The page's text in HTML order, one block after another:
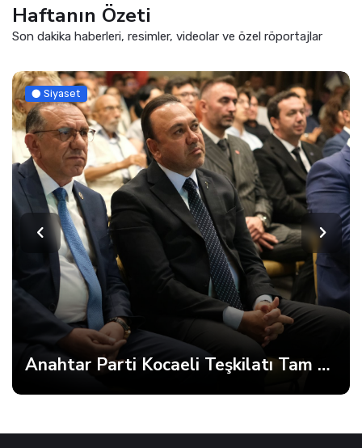
Haftanın Özeti
Son dakika haberleri, resimler, videolar ve özel röportajlar
Siyaset
Anahtar Parti Kocaeli Teşkilatı Tam Kadro Toplandı